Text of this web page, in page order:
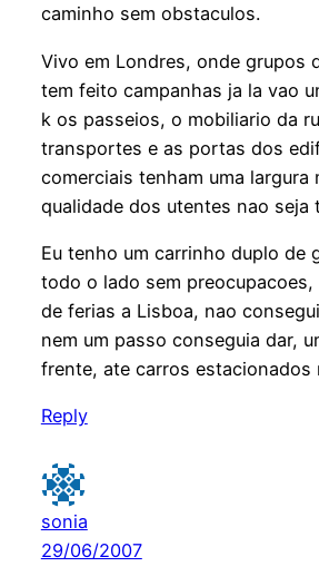
caminho sem obstaculos.
Vivo em Londres, onde grupos
tem feito campanhas ja la vao
k os passeios, o mobiliario da
transportes e as portas dos
comerciais tenham uma largura
qualidade dos utentes nao seja
Eu tenho um carrinho duplo de
todo o lado sem preocupacoes,
de ferias a Lisboa, nao
nem um passo conseguia dar,
frente, ate carros estacionados
Reply
sonia
29/06/2007